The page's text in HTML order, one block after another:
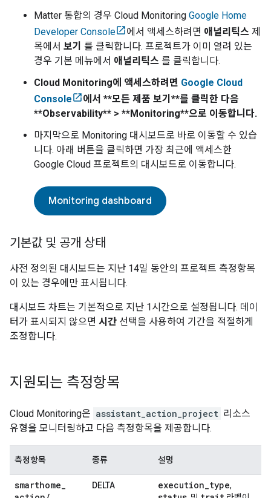
Matter 통합의 경우 Cloud Monitoring Google Home
Developer Console
에서 액세스하려면 애널리틱스 제
목에서 보기 를 클릭합니다. 프로젝트가 이미 열려 있는
경우 기본 메뉴에서 애널리틱스 를 클릭합니다.
Cloud Monitoring에 액세스하려면 Google Cloud
Console
에서 **모든 제품 보기**를 클릭한 다음
**Observability** > **Monitoring**으로 이동합니다.
마지막으로 Monitoring 대시보드로 바로 이동할 수 있습
니다. 아래 버튼을 클릭하면 가장 최근에 액세스한
Google Cloud 프로젝트의 대시보드로 이동합니다.
Monitoring dashboard
기본값 및 공개 상태
사전 정의된 대시보드는 지난 14일 동안의 프로젝트 측정항목
이 있는 경우에만 표시됩니다.
대시보드 차트는 기본적으로 지난 1시간으로 설정됩니다. 데이
터가 표시되지 않으면 시간 선택을 사용하여 기간을 적절하게
조정합니다.
지원되는 측정항목
Cloud Monitoring은 assistant_action_project 리소스
유형을 모니터링하고 다음 측정항목을 제공합니다.
측정항목 종류 설명
smarthome_
DELTA execution_type,